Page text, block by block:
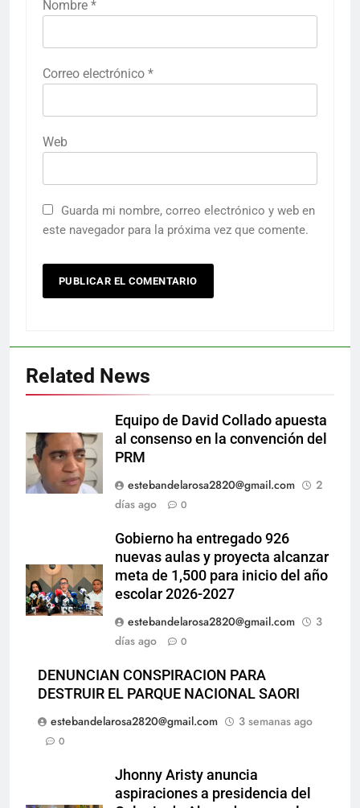
Nombre *
Correo electrónico *
Web
Guarda mi nombre, correo electrónico y web en
este navegador para la próxima vez que comente.
Related News
Equipo de David Collado apuesta
al consenso en la convención del
PRM
estebandelarosa2820@gmail.com
2
días ago
0
Gobierno ha entregado 926
nuevas aulas y proyecta alcanzar
meta de 1,500 para inicio del año
escolar 2026-2027
estebandelarosa2820@gmail.com
3
días ago
0
DENUNCIAN CONSPIRACION PARA
DESTRUIR EL PARQUE NACIONAL SAORI
estebandelarosa2820@gmail.com
3 semanas ago
0
Jhonny Aristy anuncia
aspiraciones a presidencia del